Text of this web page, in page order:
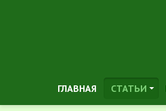
ГЛАВНАЯ СТАТЬИ